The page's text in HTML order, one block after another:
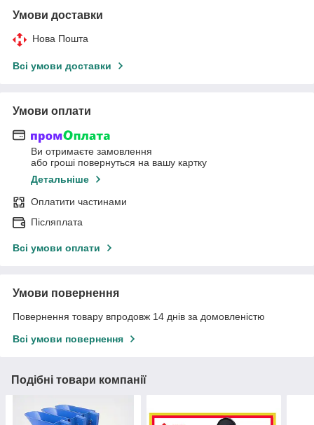
Умови доставки
Нова Пошта
Всі умови доставки
Умови оплати
Ви отримаєте замовлення
або гроші повернуться на вашу картку
Детальніше
Оплатити частинами
Післяплата
Всі умови оплати
Умови повернення
Повернення товару впродовж 14 днів за домовленістю
Всі умови повернення
Подібні товари компанії